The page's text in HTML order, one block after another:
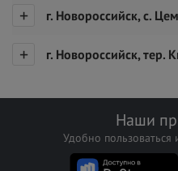
г. Новороссийск, с.
г. Новороссийск, тер.
Наши
Удобно пользоваться